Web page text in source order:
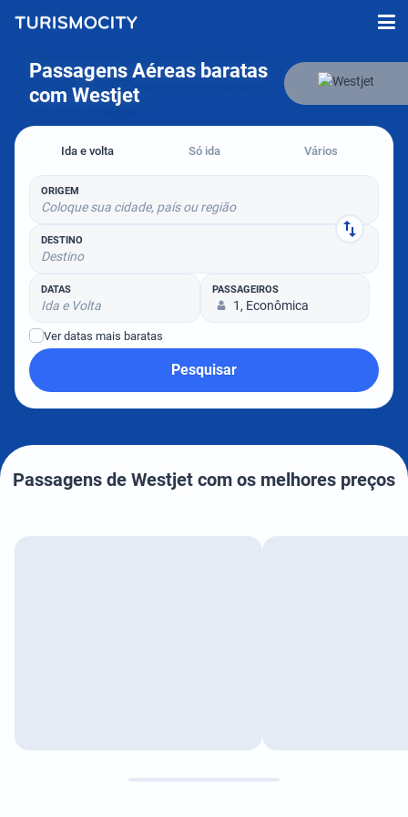
Passagens Aéreas baratas
com Westjet
Ida e volta Só ida Vários
ORIGEM
Coloque sua cidade, país ou região
DESTINO
Destino
DATAS
Ida e Volta
PASSAGEIROS
1, Econômica
Ver datas mais baratas
Pesquisar
Passagens de Westjet com os melhores preços